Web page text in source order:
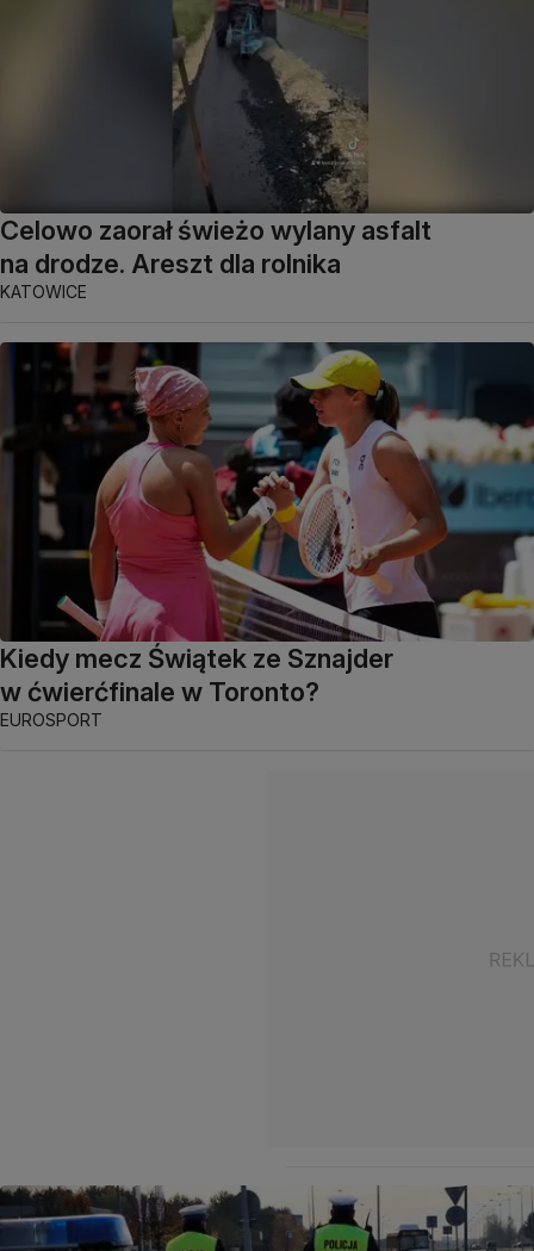
Celowo zaorał świeżo wylany asfalt
na drodze. Areszt dla rolnika
KATOWICE
Kiedy mecz Świątek ze Sznajder
w ćwierćfinale w Toronto?
EUROSPORT